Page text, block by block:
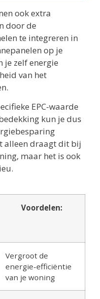
ook extra
door de
te integreren in
op je
je zelf energie
van het
EPC-waarde
kun je dus
alleen draagt dit bij
maar het is ook
Voordelen:
Vergroot de
energie-efficiëntie
van je woning